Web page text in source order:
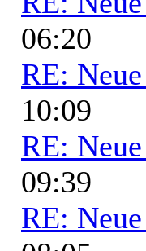
06:20
RE:
10:09
RE:
09:39
RE: